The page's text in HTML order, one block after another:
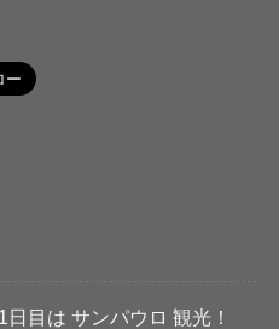
日目は サンパウロ 観光！